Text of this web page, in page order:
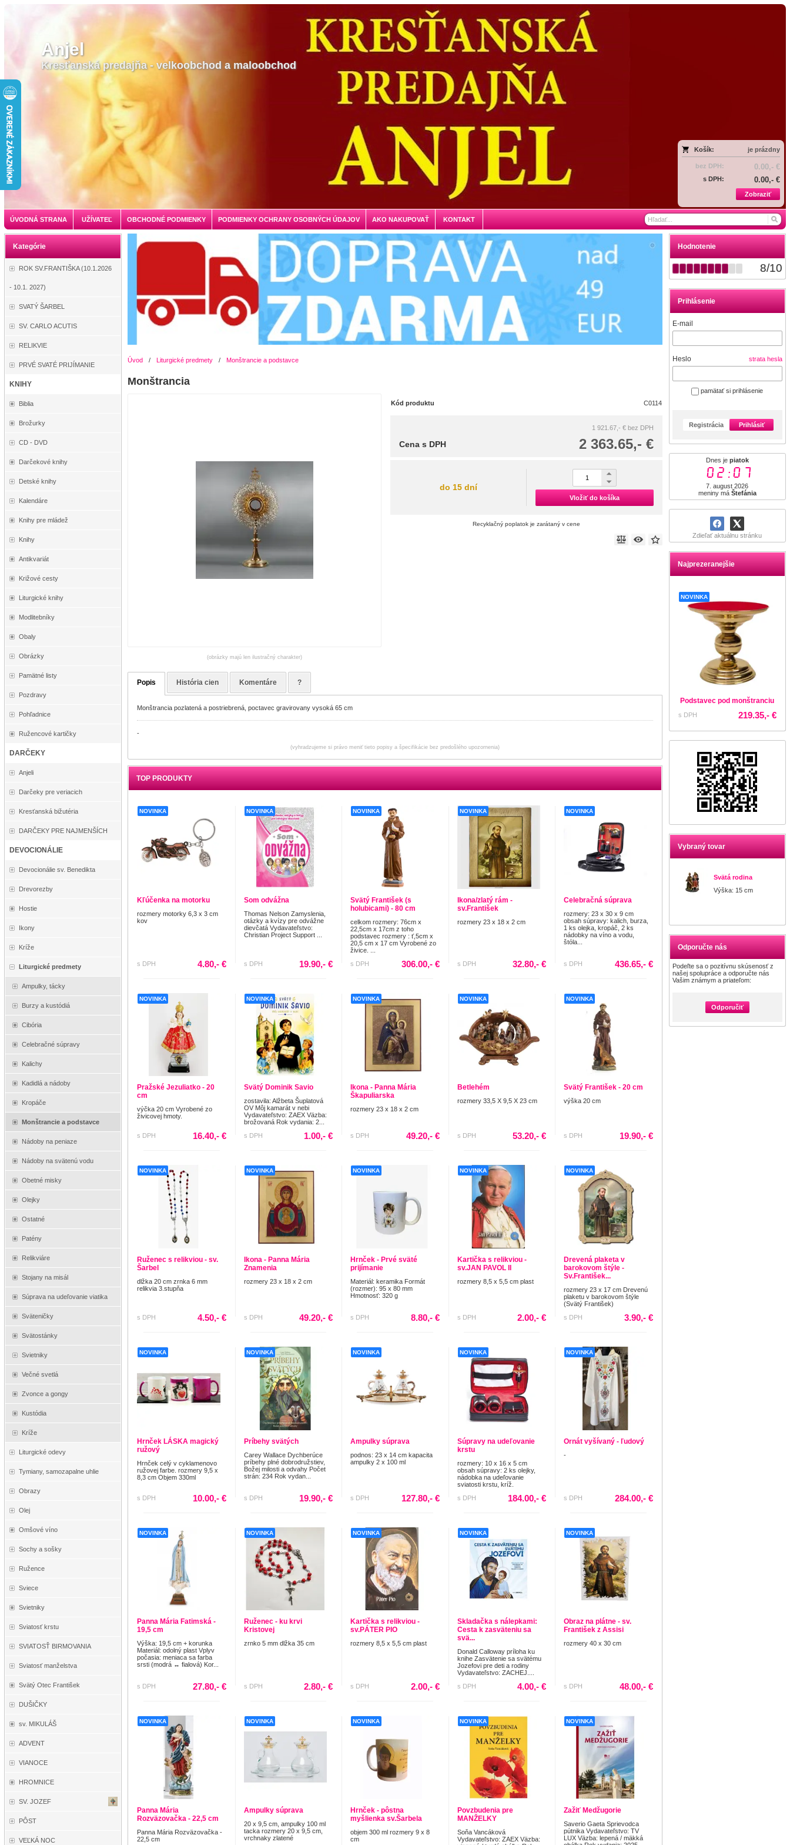
Košík: je prázdny
bez DPH: 0.00,- €
s DPH: 0.00,- €
Zobraziť
Anjel
Kresťanská predajňa - velkoobchod a maloobchod
ÚVODNÁ STRANA UŽÍVATEĽ OBCHODNÉ PODMIENKY PODMIENKY OCHRANY OSOBNÝCH ÚDAJOV AKO NAKUPOVAŤ KONTAKT
Kategórie
ROK SV.FRANTIŠKA (10.1.2026
- 10.1. 2027)
SVATÝ ŠARBEL
SV. CARLO ACUTIS
RELIKVIE
PRVÉ SVATÉ PRIJÍMANIE
KNIHY
Biblia
Brožurky
CD - DVD
Darčekové knihy
Detské knihy
Kalendáre
Knihy pre mládež
Knihy
Antikvariát
Križové cesty
Liturgické knihy
Modlitebníky
Obaly
Obrázky
Pamätné listy
Pozdravy
Pohľadnice
Ružencové kartičky
DARČEKY
Anjeli
Darčeky pre veriacich
Kresťanská bižutéria
DARČEKY PRE NAJMENŠÍCH
DEVOCIONÁLIE
Devocionálie sv. Benedikta
Drevorezby
Hostie
Ikony
Kríže
Liturgické predmety
Ampulky, tácky
Burzy a kustódiá
Cibória
Celebračné súpravy
Kalichy
Kadidlá a nádoby
Kropáče
Monštrancie a podstavce
Nádoby na peniaze
Nádoby na svätenú vodu
Obetné misky
Olejky
Ostatné
Patény
Relikviáre
Stojany na misál
Súprava na udeľovanie viatika
Sväteničky
Svätostánky
Svietniky
Večné svetlá
Zvonce a gongy
Kustódia
Kríže
Liturgické odevy
Tymiany, samozapalne uhlie
Obrazy
Olej
Omšové víno
Sochy a sošky
Ružence
Sviece
Svietniky
Sviatosť krstu
SVIATOSŤ BIRMOVANIA
Sviatosť manželstva
Svätý Otec František
DUŠIČKY
sv. MIKULÁŠ
ADVENT
VIANOCE
HROMNICE
SV. JOZEF
PÔST
VEĽKÁ NOC
Hodnotenie
8/10
Prihlásenie
E-mail
Heslo strata hesla
pamätať si prihlásenie
Registrácia Prihlásiť
Dnes je piatok
02:07
7. august 2026
meniny má Štefánia
Zdieľať aktuálnu stránku
Najprezeranejšie
NOVINKA
Podstavec pod monštranciu
s DPH 219.35,- €
Vybraný tovar
Svätá rodina
Výška: 15 cm
Odporučte nás
Podeľte sa o pozitívnu skúsenosť z
našej spolupráce a odporučte nás
Vašim známym a priateľom:
Odporučiť
Úvod / Liturgické predmety / Monštrancie a podstavce
Monštrancia
(obrázky majú len ilustračný charakter)
Kód produktu C0114
1 921.67,- € bez DPH
2 363.65,- €
Cena s DPH
do 15 dní
Vložiť do košíka
Recyklačný poplatok je zarátaný v cene
Popis História cien Komentáre ?
Monštrancia pozlatená a postriebrená, poctavec gravirovany vysoká 65 cm
-
(vyhradzujeme si právo meniť tieto popisy a špecifikácie bez predošlého upozornenia)
TOP PRODUKTY
NOVINKA
Kľúčenka na motorku
rozmery motorky 6,3 x 3 cm
kov
s DPH 4.80,- €
NOVINKA
Som odvážna
Thomas Nelson Zamyslenia,
otázky a kvízy pre odvážne
dievčatá Vydavateľstvo:
Christian Project Support ...
s DPH 19.90,- €
NOVINKA
Svätý František (s
holubicami) - 80 cm
celkom rozmery: 76cm x
22,5cm x 17cm z toho
podstavec rozmery : ť,5cm x
20,5 cm x 17 cm Vyrobené zo
živice. ...
s DPH
306.00,- €
NOVINKA
Ikona/zlatý rám -
sv.František
rozmery 23 x 18 x 2 cm
s DPH 32.80,- €
NOVINKA
Celebračná súprava
rozmery: 23 x 30 x 9 cm
obsah súpravy: kalich, burza,
1 ks olejka, kropáč, 2 ks
nádobky na víno a vodu,
štóla...
s DPH 436.65,- €
NOVINKA
Pražské Jezuliatko - 20
cm
výčka 20 cm Vyrobené zo
živicovej hmoty.
s DPH 16.40,- €
NOVINKA
Svätý Dominik Savio
zostavila: Alžbeta Šuplatová
OV Môj kamarát v nebi
Vydavateľstvo: ZAEX Väzba:
brožovaná Rok vydania: 2...
s DPH
1.00,- €
NOVINKA
Ikona - Panna Mária
Škapuliarska
rozmery 23 x 18 x 2 cm
s DPH 49.20,- €
NOVINKA
Betlehém
rozmery 33,5 X 9,5 X 23 cm
s DPH 53.20,- €
NOVINKA
Svätý František - 20 cm
výška 20 cm
s DPH 19.90,- €
NOVINKA
Ruženec s relikviou - sv.
Šarbel
dlžka 20 cm zrnka 6 mm
relikvia 3.stupňa
s DPH 4.50,- €
NOVINKA
Ikona - Panna Mária
Znamenia
rozmery 23 x 18 x 2 cm
s DPH 49.20,- €
NOVINKA
Hrnček - Prvé sväté
prijímanie
Materiál: keramika Formát
(rozmer): 95 x 80 mm
Hmotnosť: 320 g
s DPH 8.80,- €
NOVINKA
Kartička s relikviou -
sv.JAN PAVOL II
rozmery 8,5 x 5,5 cm plast
s DPH 2.00,- €
NOVINKA
Drevená plaketa v
barokovom štýle -
Sv.František...
rozmery 23 x 17 cm Drevenú
plaketu v barokovom štýle
(Svätý František)
s DPH
3.90,- €
NOVINKA
Hrnček LÁSKA magický
ružový
Hrnček celý v cyklamenovo
ružovej farbe. rozmery 9,5 x
8,3 cm Objem 330ml
s DPH 10.00,- €
NOVINKA
Príbehy svätých
Carey Wallace Dychberúce
príbehy plné dobrodružstiev,
Božej milosti a odvahy Počet
strán: 234 Rok vydan...
s DPH 19.90,- €
NOVINKA
Ampulky súprava
podnos: 23 x 14 cm kapacita
ampulky 2 x 100 ml
s DPH 127.80,- €
NOVINKA
Súpravy na udeľovanie
krstu
rozmery: 10 x 16 x 5 cm
obsah súpravy: 2 ks olejky,
nádobka na udeľovanie
sviatosti krstu, kríž.
s DPH
184.00,- €
NOVINKA
Ornát vyšívaný - ľudový
-
s DPH 284.00,- €
NOVINKA
Panna Mária Fatimská -
19,5 cm
Výška: 19,5 cm + korunka
Materiál: odolný plast Vplyv
počasia: meniaca sa farba
srsti (modrá ↔ fialová) Kor...
s DPH 27.80,- €
NOVINKA
Ruženec - ku krvi
Kristovej
zrnko 5 mm dlžka 35 cm
s DPH 2.80,- €
NOVINKA
Kartička s relikviou -
sv.PÁTER PIO
rozmery 8,5 x 5,5 cm plast
s DPH 2.00,- €
NOVINKA
Skladačka s nálepkami:
Cesta k zasväteniu sa
svä...
Donald Calloway príloha ku
knihe Zasvätenie sa svätému
Jozefovi pre deti a rodiny
Vydavateľstvo: ZACHEJ....
s DPH
4.00,- €
NOVINKA
Obraz na plátne - sv.
František z Assisi
rozmery 40 x 30 cm
s DPH 48.00,- €
NOVINKA
Panna Mária
Rozväzovačka - 22,5 cm
Panna Mária Rozväzovačka -
22,5 cm
NOVINKA
Ampulky súprava
20 x 9,5 cm, ampulky 100 ml
tacka rozmery 20 x 9,5 cm,
vrchnaky zlatené
NOVINKA
Hrnček - pôstna
myšlienka sv.Šarbela
objem 300 ml rozmery 9 x 8
cm
NOVINKA
Povzbudenia pre
MANŽELKY
Soňa Vancáková
Vydavateľstvo: ZAEX Väzba:
NOVINKA
Zažiť Medžugorie
Saverio Gaeta Sprievodca
pútnika Vydavateľstvo: TV
LUX Väzba: lepená / mäkká